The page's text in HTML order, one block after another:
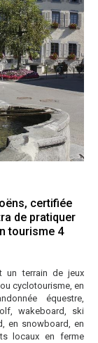
certifiée
de pratiquer
tourisme 4
un terrain de jeux
cyclotourisme, en
équestre,
wakeboard, ski
en snowboard, en
locaux en ferme